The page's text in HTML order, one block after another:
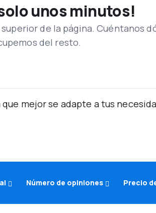
unos minutos!
de la página. Cuéntanos
del resto.
mejor se adapte a tus
Número de opiniones Precio